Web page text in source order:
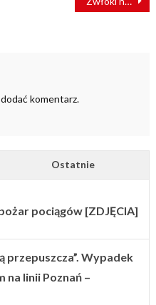
komentarz.
Ostatnie
pociągów [ZDJĘCIA]
przepuszcza”. Wypadek
na linii Poznań –